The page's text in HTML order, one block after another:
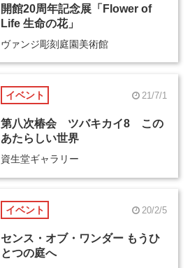
開館20周年記念展「Flower of
Life 生命の花」
ヴァンジ彫刻庭園美術館
イベント 21/7/1
第八次椿会 ツバキカイ8 この
あたらしい世界
資生堂ギャラリー
イベント 20/2/5
センス・オブ・ワンダー もうひ
とつの庭へ